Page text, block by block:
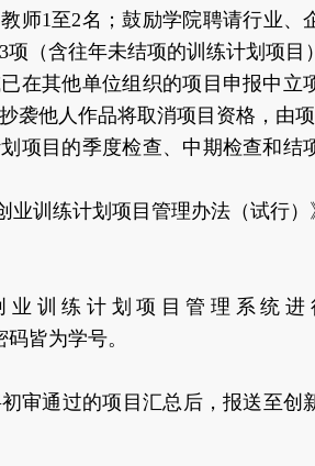
师1至2名；鼓励学院聘请行业、
（含往年未结项的训练计划项目
在其他单位组织的项目申报中立
他人作品将取消项目资格，由项
项目的季度检查、中期检查和结
训练计划项目管理办法（试行）
训练计划项目管理系统进
皆为学号。
审通过的项目汇总后，报送至创